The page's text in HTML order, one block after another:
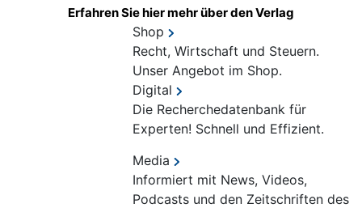
Erfahren Sie hier mehr über den Verlag
Shop
Recht, Wirtschaft und Steuern.
Unser Angebot im Shop.
Digital
Die Recherchedatenbank für
Experten! Schnell und Effizient.
Media
Informiert mit News, Videos,
Podcasts und den Zeitschriften des